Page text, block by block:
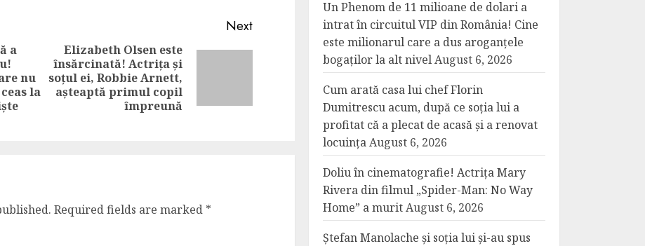
Previous
post:
a
nu
la
Next
Next
post:
Elizabeth Olsen este
însărcinată! Actrița și
soțul ei, Robbie Arnett,
așteaptă primul copil
împreună
Required fields are marked *
Un Phenom de 11 milioane de dolari a
intrat în circuitul VIP din România! Cine
este milionarul care a dus aroganțele
bogaților la alt nivelAugust 6, 2026
Cum arată casa lui chef Florin
Dumitrescu acum, după ce soția lui a
profitat că a plecat de acasă și a renovat
locuințaAugust 6, 2026
Doliu în cinematografie! Actrița Mary
Rivera din filmul „Spider-Man: No Way
Home” a muritAugust 6, 2026
Ștefan Manolache și soția lui și-au spus